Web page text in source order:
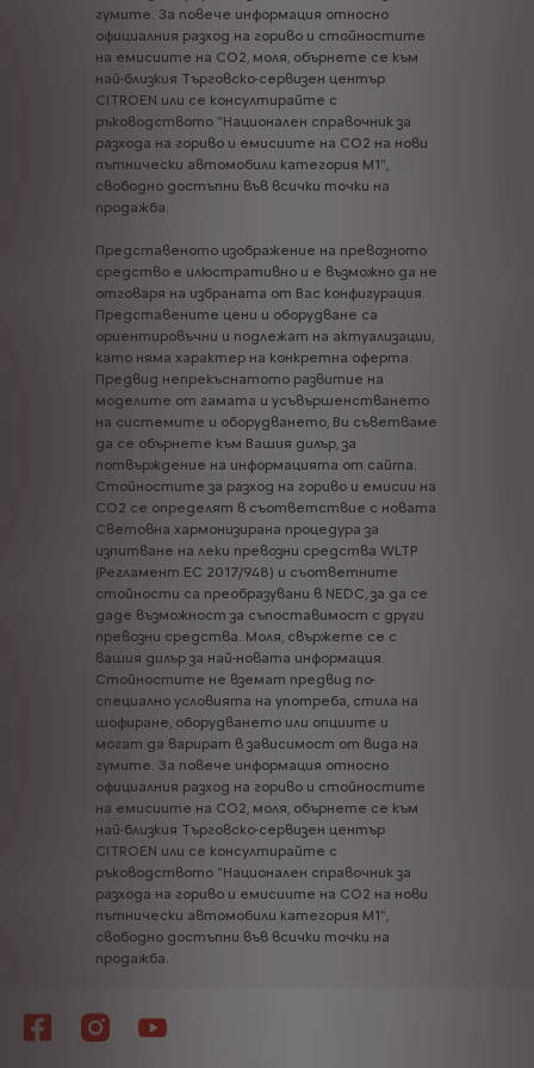
гумите. За повече информация относно
официалния разход на гориво и стойностите
на емисиите на CO2, моля, обърнете се към
най-близкия Търговско-сервизен център
CITROEN или се консултирайте с
ръководството "Национален справочник за
разхода на гориво и емисиите на CO2 на нови
пътнически автомобили категория М1",
свободно достъпни във всички точки на
продажба.
Представеното изображение на превозното
средство е илюстративно и е възможно да не
отговаря на избраната от Вас конфигурация.
Представените цени и оборудване са
ориентировъчни и подлежат на актуализации,
като няма характер на конкретна оферта.
Предвид непрекъснатото развитие на
моделите от гамата и усъвършенстването
на системите и оборудването, Ви съветваме
да се обърнете към Вашия дилър, за
потвърждение на информацията от сайта.
Стойностите за разход на гориво и емисии на
CO2 се определят в съответствие с новата
Световна хармонизирана процедура за
изпитване на леки превозни средства WLTP
(Регламент ЕС 2017/948) и съответните
стойности са преобразувани в NEDC, за да се
даде възможност за съпоставимост с други
превозни средства. Моля, свържете се с
вашия дилър за най-новата информация.
Стойностите не вземат предвид по-
специално условията на употреба, стила на
шофиране, оборудването или опциите и
могат да варират в зависимост от вида на
гумите. За повече информация относно
официалния разход на гориво и стойностите
на емисиите на CO2, моля, обърнете се към
най-близкия Търговско-сервизен център
CITROEN или се консултирайте с
ръководството "Национален справочник за
разхода на гориво и емисиите на CO2 на нови
пътнически автомобили категория М1",
свободно достъпни във всички точки на
продажба.